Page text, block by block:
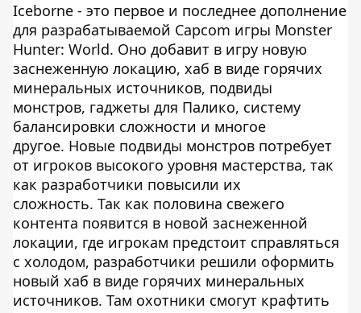
Iceborne - это первое и последнее дополнение
для разрабатываемой Capcom игры Monster
Hunter: World. Оно добавит в игру новую
заснеженную локацию, хаб в виде горячих
минеральных источников, подвиды
монстров, гаджеты для Палико, систему
балансировки сложности и многое
другое. Новые подвиды монстров потребует
от игроков высокого уровня мастерства, так
как разработчики повысили их
сложность. Так как половина свежего
контента появится в новой заснеженной
локации, где игрокам предстоит справляться
с холодом, разработчики решили оформить
новый хаб в виде горячих минеральных
источников. Там охотники смогут крафтить